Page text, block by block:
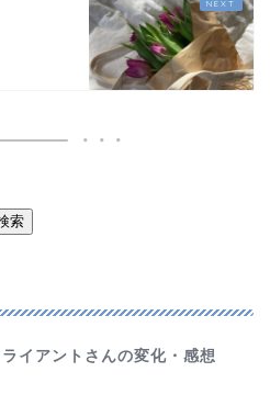
索
ライアントさんの変化・感想